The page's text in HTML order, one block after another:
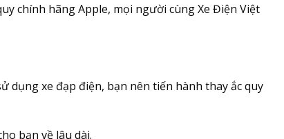
chính hãng Apple, mọi người cùng Xe Điện Việt
xe đạp điện, bạn nên tiến hành thay ắc quy
bạn về lâu dài.